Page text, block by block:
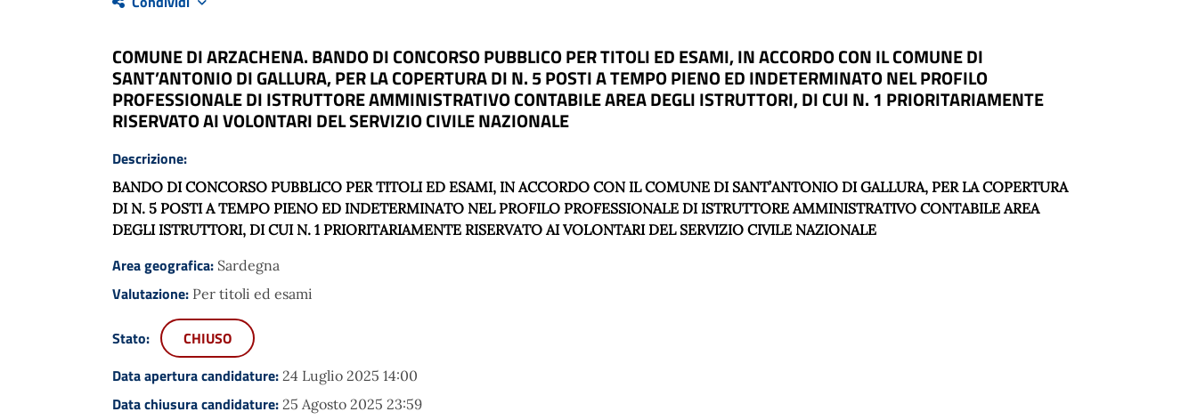
COMUNE DI ARZACHENA. BANDO DI CONCORSO PUBBLICO PER TITOLI ED ESAMI, IN ACCORDO CON IL COMUNE DI
SANT’ANTONIO DI GALLURA, PER LA COPERTURA DI N. 5 POSTI A TEMPO PIENO ED INDETERMINATO NEL PROFILO
PROFESSIONALE DI ISTRUTTORE AMMINISTRATIVO CONTABILE AREA DEGLI ISTRUTTORI, DI CUI N. 1 PRIORITARIAMENTE
RISERVATO AI VOLONTARI DEL SERVIZIO CIVILE NAZIONALE
Descrizione:
BANDO DI CONCORSO PUBBLICO PER TITOLI ED ESAMI, IN ACCORDO CON IL COMUNE DI SANT’ANTONIO DI GALLURA, PER LA COPERTURA
DI N. 5 POSTI A TEMPO PIENO ED INDETERMINATO NEL PROFILO PROFESSIONALE DI ISTRUTTORE AMMINISTRATIVO CONTABILE AREA
DEGLI ISTRUTTORI, DI CUI N. 1 PRIORITARIAMENTE RISERVATO AI VOLONTARI DEL SERVIZIO CIVILE NAZIONALE
Area geografica: Sardegna
Valutazione: Per titoli ed esami
Stato:
CHIUSO
Data apertura candidature: 24 Luglio 2025 14:00
Data chiusura candidature: 25 Agosto 2025 23:59